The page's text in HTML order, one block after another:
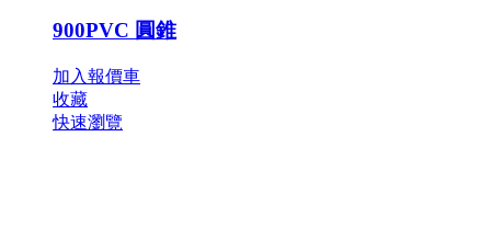
900PVC 圓錐
加入報價車
收藏
快速瀏覽